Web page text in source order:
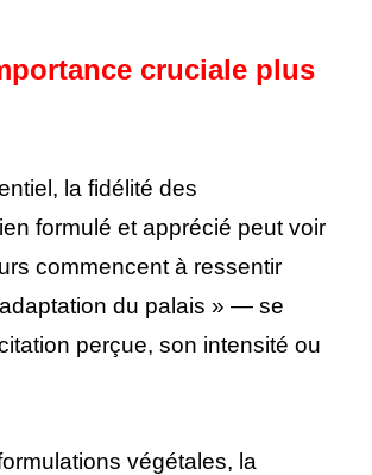
cruciale plus
la fidélité des
formulé et apprécié peut voir
commencent à ressentir
du palais » — se
perçue, son intensité ou
végétales, la